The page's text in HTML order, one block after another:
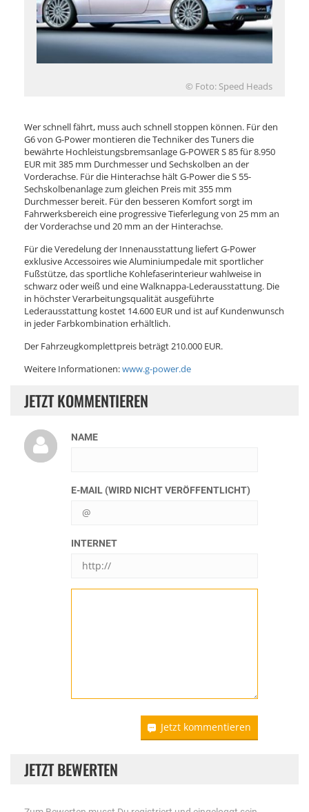
© Foto: Speed Heads
Wer schnell fährt, muss auch schnell stoppen können. Für den
G6 von G-Power montieren die Techniker des Tuners die
bewährte Hochleistungsbremsanlage G-POWER S 85 für 8.950
EUR mit 385 mm Durchmesser und Sechskolben an der
Vorderachse. Für die Hinterachse hält G-Power die S 55-
Sechskolbenanlage zum gleichen Preis mit 355 mm
Durchmesser bereit. Für den besseren Komfort sorgt im
Fahrwerksbereich eine progressive Tieferlegung von 25 mm an
der Vorderachse und 20 mm an der Hinterachse.
Für die Veredelung der Innenausstattung liefert G-Power
exklusive Accessoires wie Aluminiumpedale mit sportlicher
Fußstütze, das sportliche Kohlefaserinterieur wahlweise in
schwarz oder weiß und eine Walknappa-Lederausstattung. Die
in höchster Verarbeitungsqualität ausgeführte
Lederausstattung kostet 14.600 EUR und ist auf Kundenwunsch
in jeder Farbkombination erhältlich.
Der Fahrzeugkomplettpreis beträgt 210.000 EUR.
Weitere Informationen:www.g-power.de
JETZT KOMMENTIEREN
NAME
E-MAIL (WIRD NICHT VERÖFFENTLICHT)
INTERNET
Jetzt kommentieren
JETZT BEWERTEN